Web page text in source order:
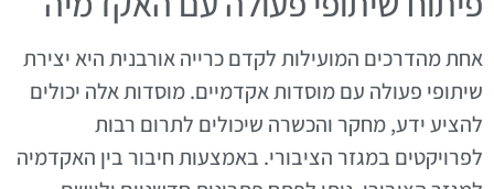
אחת מהדרכים המועילות לקדם כרייה אורבנית היא יצירת
שיתופי פעולה עם מוסדות אקדמיים. מוסדות אלה יכולים
להציע ידע, מחקר והכשרה שיכולים לתרום רבות
לפרויקטים במגזר הציבורי. באמצעות חיבור בין האקדמיה